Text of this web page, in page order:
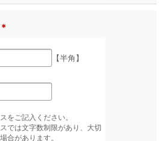
＊
【半角】
をご記入ください。
では文字数制限があり、大切
合があります。